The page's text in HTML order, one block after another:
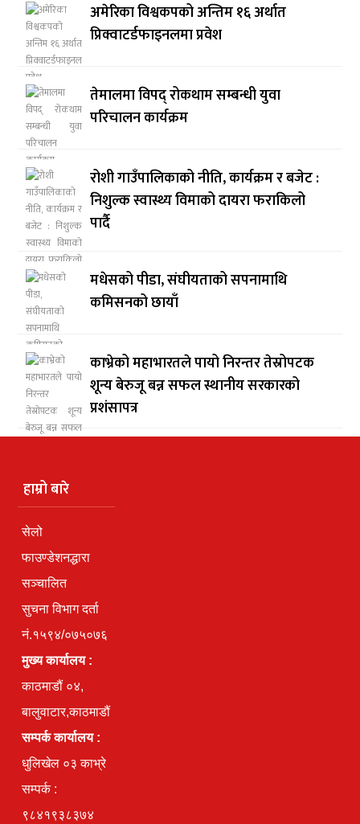
अमेरिका विश्वकपको अन्तिम १६ अर्थात
प्रिक्वाटर्डफाइनलमा प्रवेश
तेमालमा विपद् रोकथाम सम्बन्धी युवा
परिचालन कार्यक्रम
रोशी गाउँपालिकाको नीति, कार्यक्रम र बजेट :
निशुल्क स्वास्थ्य विमाको दायरा फराकिलो
पार्दै
मधेसको पीडा, संघीयताको सपनामाथि
कमिसनको छायाँ
काभ्रेको महाभारतले पायो निरन्तर तेस्रोपटक
शून्य बेरुजू बन्न सफल स्थानीय सरकारको
प्रशंसापत्र
हाम्रो बारे
सेलो
फाउण्डेशनद्धारा
सञ्चालित
सुचना विभाग दर्ता
नं.१५९४/०७५०७६
मुख्य कार्यालय :
काठमाडौं ०४,
बालुवाटार,काठमाडौं
सम्पर्क कार्यालय :
धुलिखेल ०३ काभ्रे
सम्पर्क :
९८४१९३८३७४